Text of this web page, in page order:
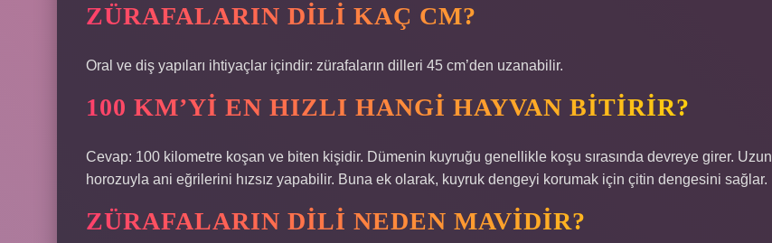
ZÜRAFALARIN DILI KAÇ CM?
Oral ve diş yapıları ihtiyaçlar içindir: zürafaların dilleri 45 cm’den uzanabilir.
100 KM’YI EN HIZLI HANGI HAYVAN BITIRIR?
Cevap: 100 kilometre koşan ve biten kişidir. Dümenin kuyruğu genellikle koşu sırasında devreye girer. Uzun
horozuyla ani eğrilerini hızsız yapabilir. Buna ek olarak, kuyruk dengeyi korumak için çitin dengesini sağlar.
ZÜRAFALARIN DILI NEDEN MAVIDIR?